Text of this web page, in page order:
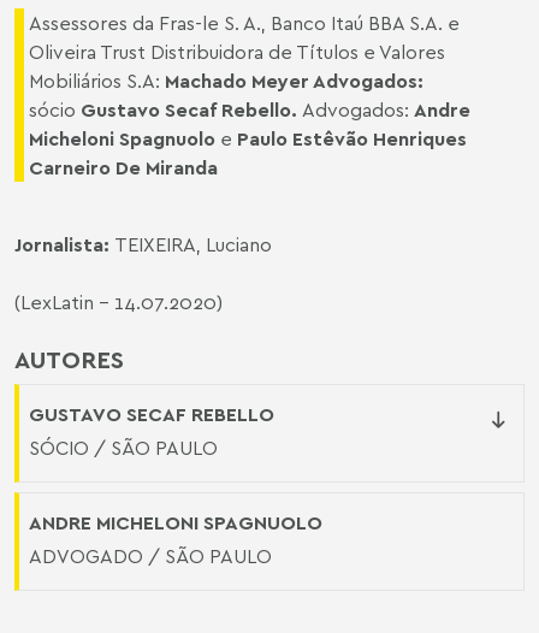
AUTORES
GUSTAVO SECAF REBELLO
SÓCIO / SÃO PAULO
ANDRE MICHELONI SPAGNUOLO
ADVOGADO / SÃO PAULO
Assessores da Fras-le S. A., Banco Itaú BBA S.A. e
Oliveira Trust Distribuidora de Títulos e Valores
Mobiliários S.A: Machado Meyer Advogados:
sócio Gustavo Secaf Rebello. Advogados: Andre
Micheloni Spagnuolo e Paulo Estêvão Henriques
Carneiro De Miranda
Jornalista: TEIXEIRA, Luciano
(LexLatin - 14.07.2020)